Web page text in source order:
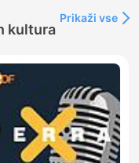
kultura
Prikaži vse